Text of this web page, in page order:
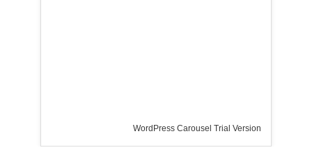
WordPress Carousel Trial Version